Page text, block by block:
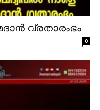
വ്രതാരംഭം
0